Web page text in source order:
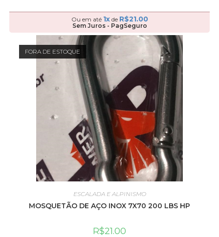
Ou em até 1xde R$21.00
Sem Juros - PagSeguro
FORA DE ESTOQUE
ESCALADA E ALPINISMO
MOSQUETÃO DE AÇO INOX 7X70 200 LBS HP
R$21.00